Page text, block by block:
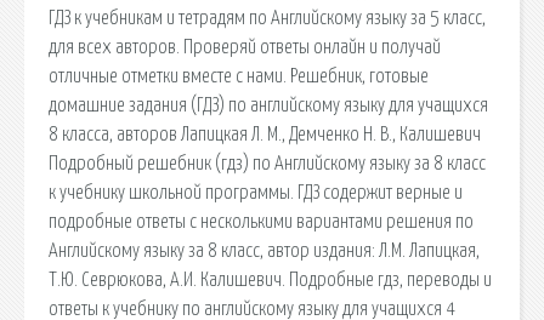
ГДЗ к учебникам и тетрадям по Английскому языку за 5 класс,
для всех авторов. Проверяй ответы онлайн и получай
отличные отметки вместе с нами. Решебник, готовые
домашние задания (ГДЗ) по английскому языку для учащихся
8 класса, авторов Лапицкая Л. М., Демченко Н. В., Калишевич
Подробный решебник (гдз) по Английскому языку за 8 класс
к учебнику школьной программы. ГДЗ содержит верные и
подробные ответы с несколькими вариантами решения по
Английскому языку за 8 класс, автор издания: Л.М. Лапицкая,
Т.Ю. Севрюкова, А.И. Калишевич. Подробные гдз, переводы и
ответы к учебнику по английскому языку для учащихся 4